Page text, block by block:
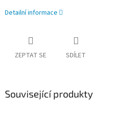
Detailní informace
ZEPTAT SE SDÍLET
Související produkty